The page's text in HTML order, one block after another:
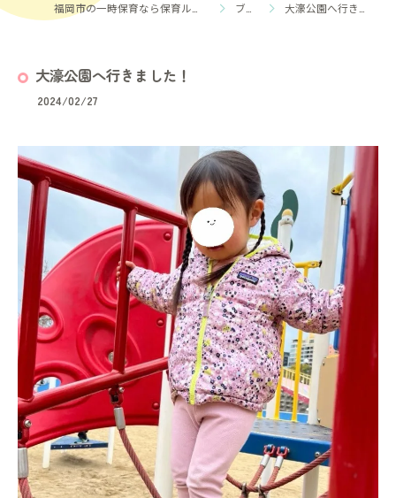
ブログ 大濠公園へ行きました！
大濠公園へ行きました！
2024/02/27